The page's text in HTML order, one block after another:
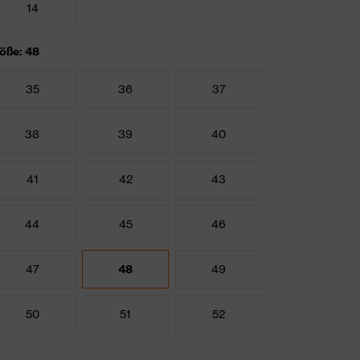
14
48
35 36 37
38 39 40
41 42 43
44 45 46
47 48 49
50 51 52